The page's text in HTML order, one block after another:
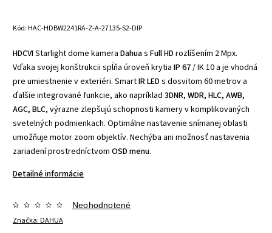
Kód:HAC-HDBW2241RA-Z-A-27135-S2-DIP
HDCVIStarlight dome kamera Dahuas Full HD rozlíšením 2 Mpx.
Vďaka svojej konštrukcii spĺňa úroveň krytia IP 67/ IK 10 a je vhodná
pre umiestnenie v exteriéri. SmartIR LED s dosvitom 60 metrov a
ďalšie integrované funkcie, ako napríklad 3DNR, WDR, HLC, AWB,
AGC, BLC, výrazne zlepšujú schopnosti kamery v komplikovaných
svetelných podmienkach. Optimálne nastavenie snímanej oblasti
umožňuje motor zoom objektív. Nechýba ani možnosť nastavenia
zariadení prostredníctvom OSD menu.
Detailné informácie
Značka:DAHUA
Neohodnotené